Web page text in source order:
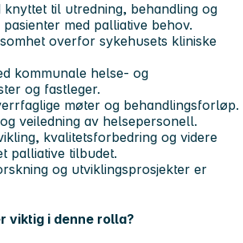
knyttet til utredning, behandling og
med palliative behov.
overfor sykehusets kliniske
kommunale helse- og
og fastleger.
møter og behandlingsforløp.
veiledning av helsepersonell.
kvalitetsforbedring og videre
palliative tilbudet.
og utviklingsprosjekter er
viktig i denne rolla?